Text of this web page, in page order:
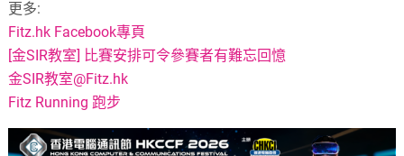
更多:
Fitz.hk Facebook專頁
[金SIR教室] 比賽安排可令參賽者有難忘回憶
金SIR教室@Fitz.hk
Fitz Running 跑步